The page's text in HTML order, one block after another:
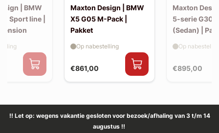
| BMW
Sport line |
Maxton Design | BMW
X5 G05 M-Pack |
Pakket
€861,00
Op nabestelling
Maxton
5-serie G30
(Sedan) |
€895,00
Op
!! Let op: wegens vakantie gesloten voor bezoek/afhaling van 3 t/m 14
augustus !!